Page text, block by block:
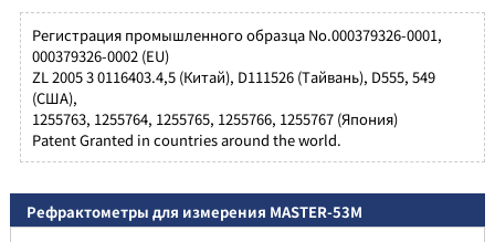
Регистрация промышленного образца No.000379326-0001,
000379326-0002 (EU)
ZL 2005 3 0116403.4,5 (Китай), D111526 (Tайвань), D555, 549
(США),
1255763, 1255764, 1255765, 1255766, 1255767 (Япония)
Patent Granted in countries around the world.
Рефрактометры для измерения MASTER-53M